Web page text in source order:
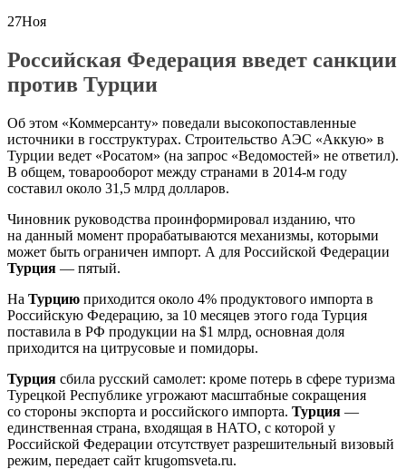
27Ноя
Российская Федерация введет санкции
против Турции
Об этом «Коммерсанту» поведали высокопоставленные
источники в госструктурах. Строительство АЭС «Аккую» в
Турции ведет «Росатом» (на запрос «Ведомостей» не ответил).
В общем, товарооборот между странами в 2014-м году
составил около 31,5 млрд долларов.
Чиновник руководства проинформировал изданию, что
на данный момент прорабатываются механизмы, которыми
может быть ограничен импорт. А для Российской Федерации
Турция — пятый.
На Турцию приходится около 4% продуктового импорта в
Российскую Федерацию, за 10 месяцев этого года Турция
поставила в РФ продукции на $1 млрд, основная доля
приходится на цитрусовые и помидоры.
Турция сбила русский самолет: кроме потерь в сфере туризма
Турецкой Республике угрожают масштабные сокращения
со стороны экспорта и российского импорта. Турция —
единственная страна, входящая в НАТО, с которой у
Российской Федерации отсутствует разрешительный визовый
режим, передает сайт krugomsveta.ru.